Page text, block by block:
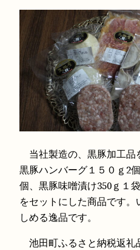
の
価
格
は
¥
4
,
2
在
の
価
格
は
¥
4
,
0
当社製造の、黒豚加工品
黒豚ハンバーグ１５０ｇ2
個、黒豚味噌漬け350ｇ１
をセットにした商品です
しめる逸品です。
池田町ふるさと納税返礼